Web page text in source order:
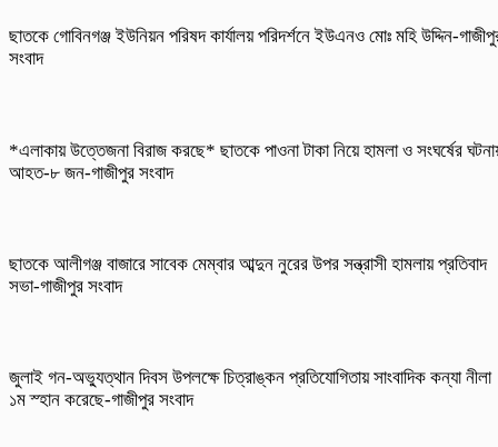
ছাতকে গোবিনগঞ্জ ইউনিয়ন পরিষদ কার্যালয় পরিদর্শনে ইউএনও মোঃ মহি উদ্দিন-
সংবাদ
*এলাকায় উত্তেজনা বিরাজ করছে* ছাতকে পাওনা টাকা নিয়ে হামলা ও সংঘর্ষের
আহত-৮ জন-গাজীপুর সংবাদ
ছাতকে আলীগঞ্জ বাজারে সাবেক মেম্বার আব্দুন নুরের উপর সন্ত্রাসী হামলায় প্রতিবাদ
সভা-গাজীপুর সংবাদ
জুলাই গন-অভ্যুত্থান দিবস উপলক্ষে চিত্রাঙ্কন প্রতিযোগিতায় সাংবাদিক কন্যা নীলা
১ম স্হান করেছে-গাজীপুর সংবাদ